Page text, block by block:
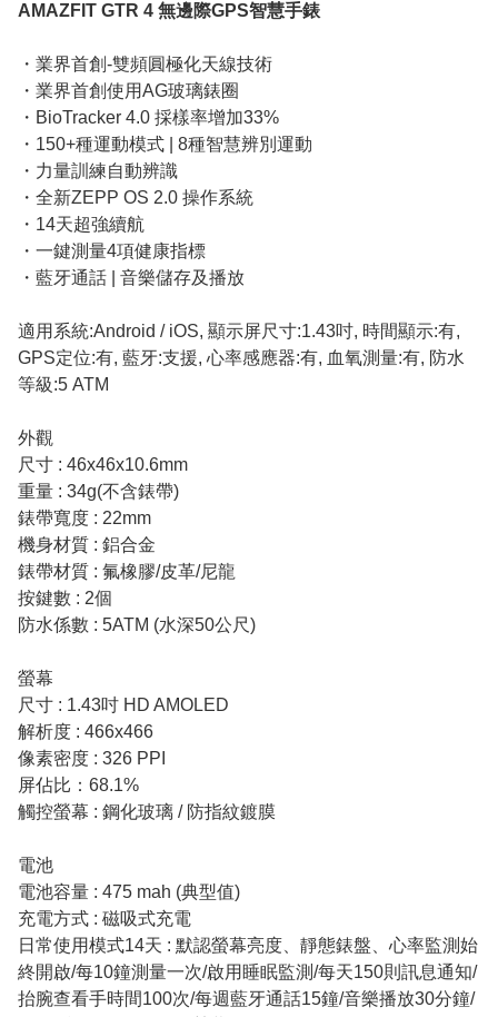
AMAZFIT GTR 4 無邊際GPS智慧手錶
・業界首創-雙頻圓極化天線技術
・業界首創使用AG玻璃錶圈
・BioTracker 4.0 採樣率增加33%
・150+種運動模式 | 8種智慧辨別運動
・力量訓練自動辨識
・全新ZEPP OS 2.0 操作系統
・14天超強續航
・一鍵測量4項健康指標
・藍牙通話 | 音樂儲存及播放
適用系統:Android / iOS, 顯示屏尺寸:1.43吋, 時間顯示:有,
GPS定位:有, 藍牙:支援, 心率感應器:有, 血氧測量:有, 防水
等級:5 ATM
外觀
尺寸 : 46x46x10.6mm
重量 : 34g(不含錶帶)
錶帶寬度 : 22mm
機身材質 : 鋁合金
錶帶材質 : 氟橡膠/皮革/尼龍
按鍵數 : 2個
防水係數 : 5ATM (水深50公尺)
螢幕
尺寸 : 1.43吋 HD AMOLED
解析度 : 466x466
像素密度 : 326 PPI
屏佔比：68.1%
觸控螢幕 : 鋼化玻璃 / 防指紋鍍膜
電池
電池容量 : 475 mah (典型值)
充電方式 : 磁吸式充電
日常使用模式14天 : 默認螢幕亮度、靜態錶盤、心率監測始
終開啟/每10鐘測量一次/啟用睡眠監測/每天150則訊息通知/
抬腕查看手時間100次/每週藍牙通話15鐘/音樂播放30分鐘/